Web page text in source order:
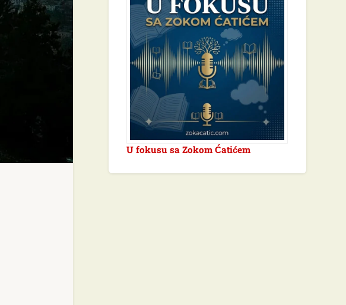
U fokusu sa Zokom Ćatićem